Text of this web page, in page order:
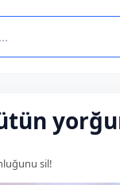
sil!